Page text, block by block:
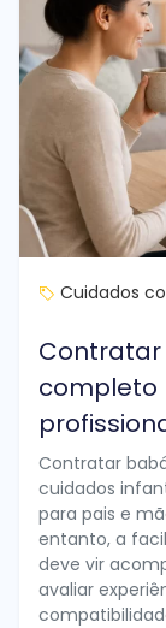
Cuidados
Contratar
completo
Contratar
cuidados
para pais e
entanto, a
deve vir
avaliar